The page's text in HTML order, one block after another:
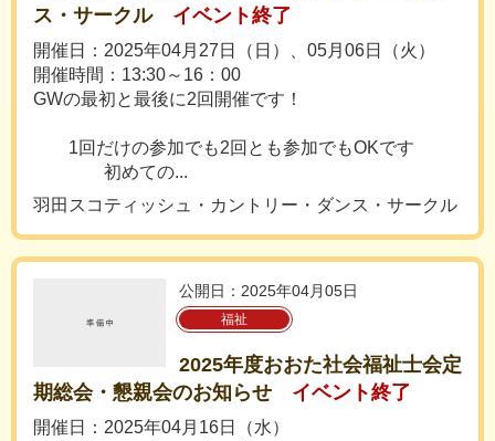
ス・サークル
イベント終了
開催日：2025年04月27日（日）、05月06日（火）
開催時間：13:30～16：00
GWの最初と最後に2回開催です！
1回だけの参加でも2回とも参加でもOKです
初めての...
羽田スコティッシュ・カントリー・ダンス・サークル
公開日：2025年04月05日
福祉
2025年度おおた社会福祉士会定
期総会・懇親会のお知らせ
イベント終了
開催日：2025年04月16日（水）